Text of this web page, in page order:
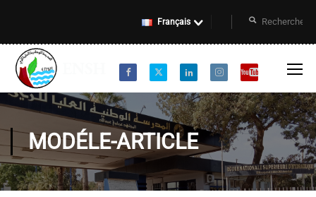
Français
MODÉLE-ARTICLE